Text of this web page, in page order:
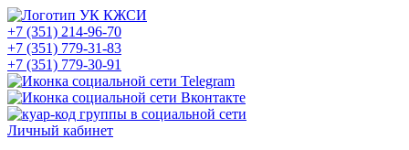
+7 (351) 214-96-70
+7 (351) 779-31-83
+7 (351) 779-30-91
Личный кабинет